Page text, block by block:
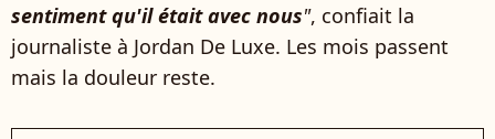
sentiment qu'il était avec nous", confiait la
journaliste à Jordan De Luxe. Les mois passent
mais la douleur reste.